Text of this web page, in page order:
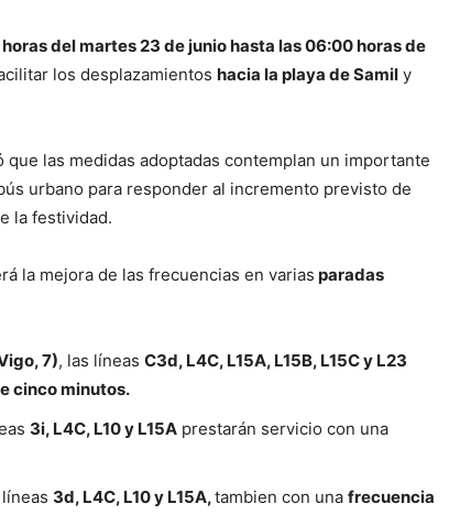
del martes 23 de junio hasta las 06:00 horas de
los desplazamientos hacia la playa de Samil y
que las medidas adoptadas contemplan un importante
urbano para responder al incremento previsto de
la festividad.
la mejora de las frecuencias en varias paradas
7), las líneas C3d, L4C, L15A, L15B, L15C y L23
cinco minutos.
3i, L4C, L10 y L15A prestarán servicio con una
3d, L4C, L10 y L15A,tambien con una frecuencia